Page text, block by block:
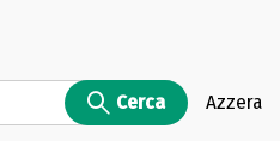
Cerca Azzera